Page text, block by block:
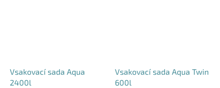
Vsakovací sada Aqua
2400l
Vsakovací sada Aqua Twin
600l